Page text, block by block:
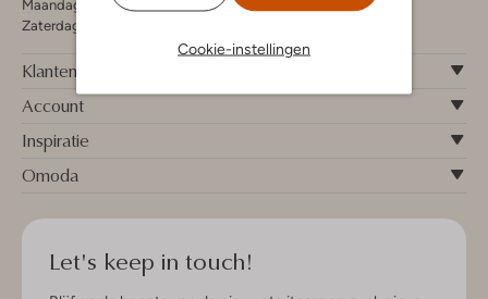
Cookie-instellingen
Maandag - Vrijdag 09:00 - 19:00 uur
Zaterdag 09:00 - 17:00 uur
Klantenservice
Account
Inspiratie
Omoda
Let's keep in touch!